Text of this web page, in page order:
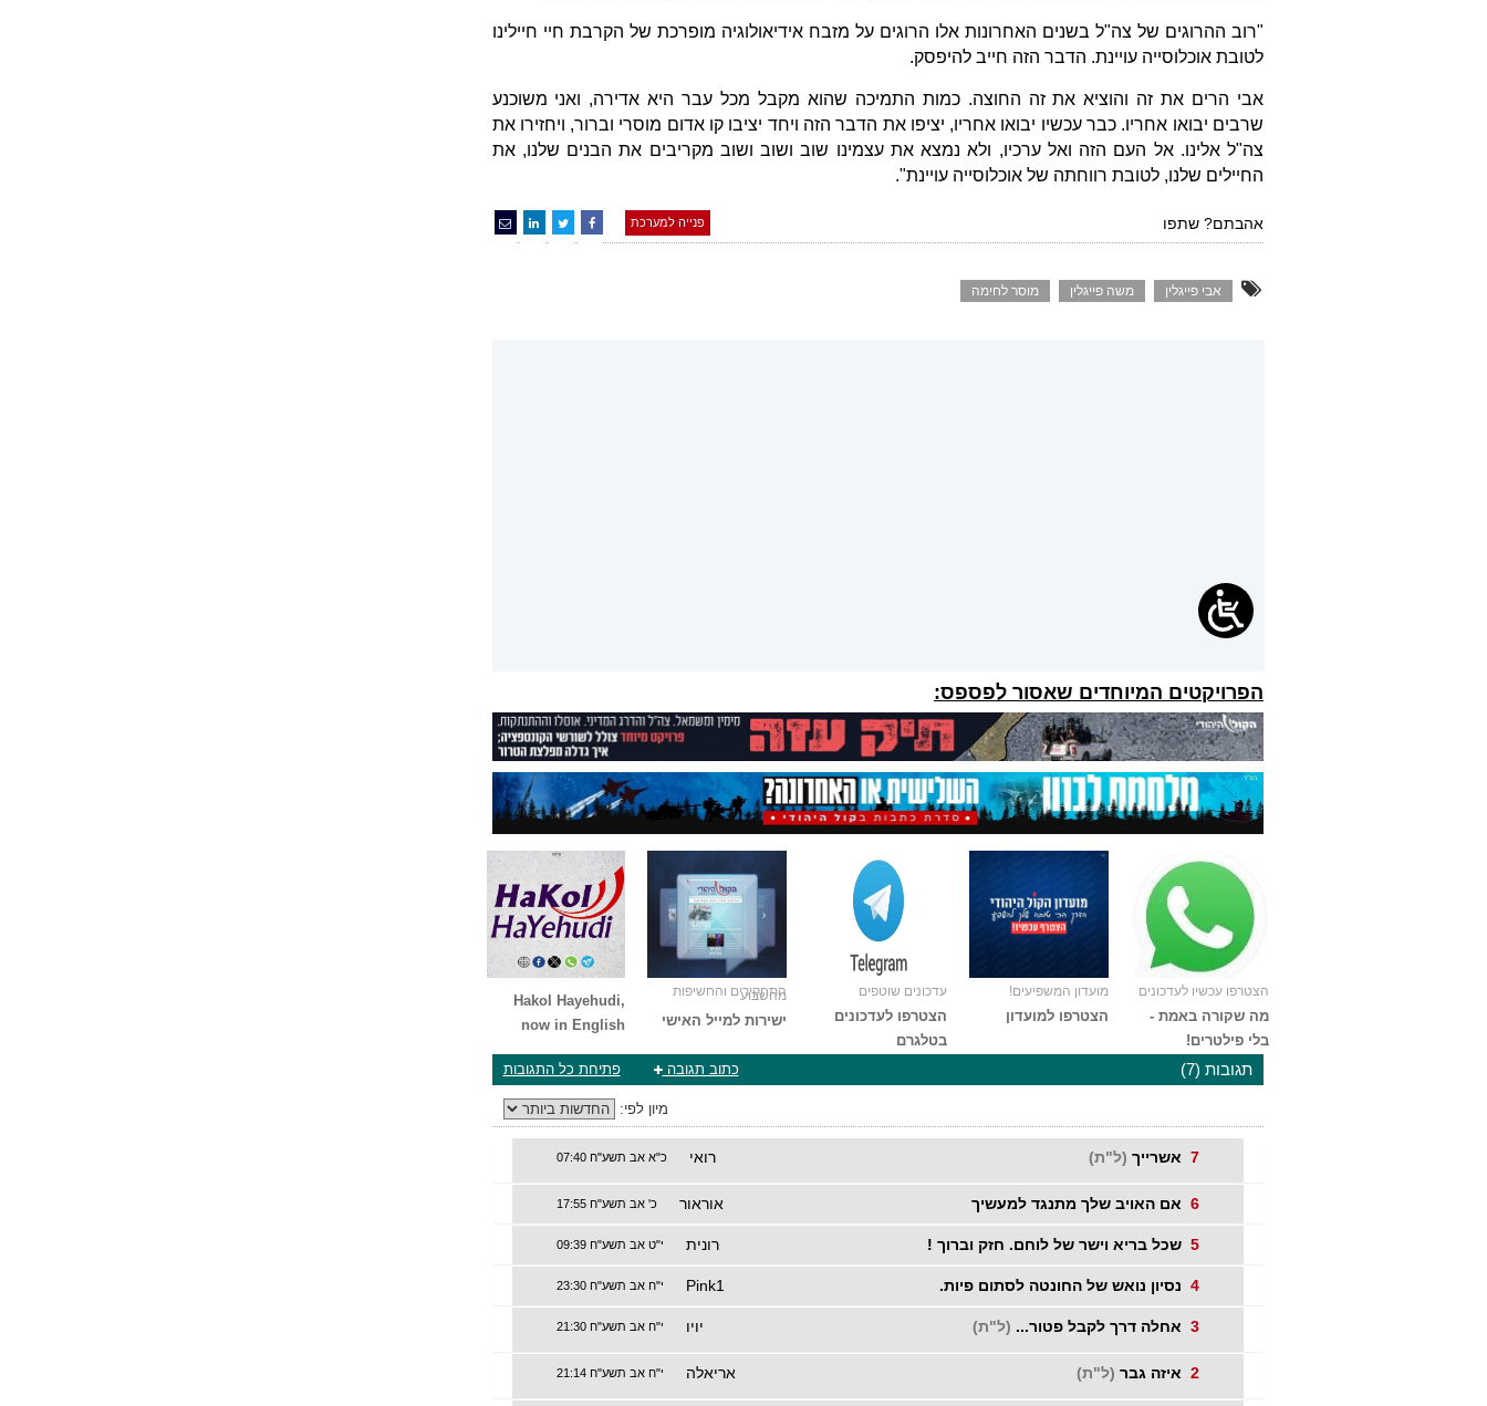
"רוב ההרוגים של צה"ל בשנים האחרונות אלו הרוגים על מזבח אידיאולוגיה מופרכת של הקרבת חיי חיילינו
לטובת אוכלוסייה עויינת. הדבר הזה חייב להיפסק.
אבי הרים את זה והוציא את זה החוצה. כמות התמיכה שהוא מקבל מכל עבר היא אדירה, ואני משוכנע
שרבים יבואו אחריו. כבר עכשיו יבואו אחריו, יציפו את הדבר הזה ויחד יציבו קו אדום מוסרי וברור, ויחזירו את
צה"ל אלינו. אל העם הזה ואל ערכיו, ולא נמצא את עצמינו שוב ושוב ושוב מקריבים את הבנים שלנו, את
החיילים שלנו, לטובת רווחתה של אוכלוסייה עויינת".
אהבתם? שתפו פנייה למערכת
אבי פייגלין משה פייגלין מוסר לחימה
הפרויקטים המיוחדים שאסור לפספס:
Hakol Hayehudi,
now in English
התחקירים והחשיפות
מהשבוע
ישירות למייל האישי
עדכונים שוטפים
הצטרפו לעדכונים
בטלגרם
מועדון המשפיעים!
הצטרפו למועדון
הצטרפו עכשיו לעדכונים
מה שקורה באמת -
בלי פילטרים!
תגובות (7) פתיחת כל התגובות כתוב תגובה
מיון לפי:
אשרייך (ל"ת) 7 כ"א אב תשע"ח 07:40 רואי
אם האויב שלך מתנגד למעשיך 6 כ' אב תשע"ח 17:55 אוראור
שכל בריא וישר של לוחם. חזק וברוך ! 5 י"ט אב תשע"ח 09:39 רונית
נסיון נואש של החונטה לסתום פיות. 4 י"ח אב תשע"ח 23:30 Pink1
אחלה דרך לקבל פטור... (ל"ת) 3 י"ח אב תשע"ח 21:30 יויו
איזה גבר (ל"ת) 2 י"ח אב תשע"ח 21:14 אריאלה